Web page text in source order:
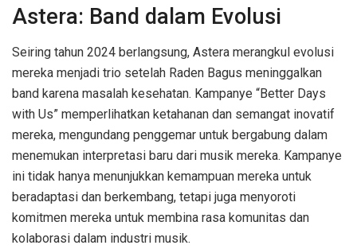
Astera: Band dalam Evolusi
Seiring tahun 2024 berlangsung, Astera merangkul evolusi
mereka menjadi trio setelah Raden Bagus meninggalkan
band karena masalah kesehatan. Kampanye “Better Days
with Us” memperlihatkan ketahanan dan semangat inovatif
mereka, mengundang penggemar untuk bergabung dalam
menemukan interpretasi baru dari musik mereka. Kampanye
ini tidak hanya menunjukkan kemampuan mereka untuk
beradaptasi dan berkembang, tetapi juga menyoroti
komitmen mereka untuk membina rasa komunitas dan
kolaborasi dalam industri musik.